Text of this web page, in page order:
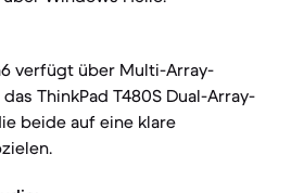
verfügt über Multi-Array-
ThinkPad T480S Dual-Array-
beide auf eine klare